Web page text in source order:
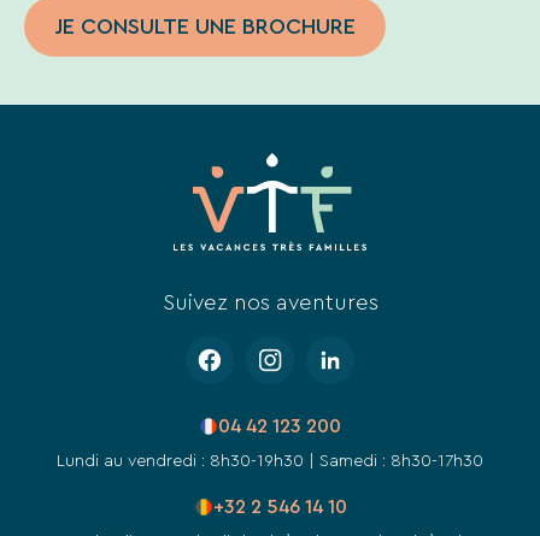
JE CONSULTE UNE BROCHURE
Suivez nos aventures
04 42 123 200
Lundi au vendredi : 8h30-19h30 | Samedi : 8h30-17h30
+32 2 546 14 10